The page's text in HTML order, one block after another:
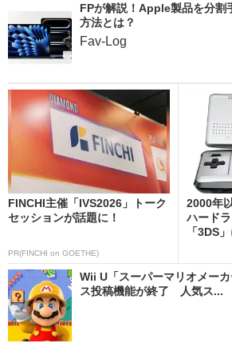
FPが解説！Apple製品を分割
方法とは？
Fav-Log
FINCHI主催「IVS2026」トーク
セッションが話題に！
PR(FINCHI on GOETHE)
2000年
ハード
「3DS
Wii U「スーパーマリオメー
ス投稿機能が終了 人気ス...